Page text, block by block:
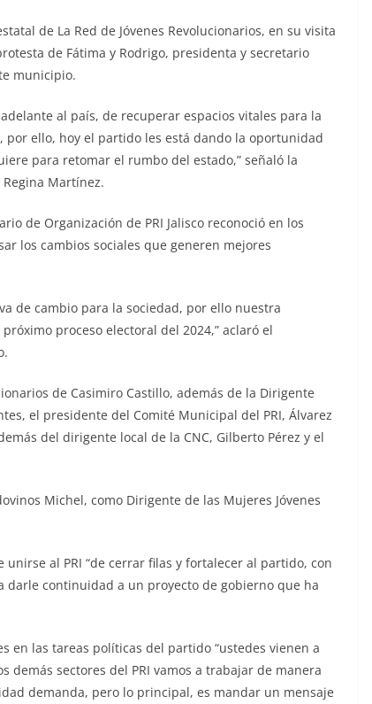
de La Red de Jóvenes Revolucionarios, en su visita
de Fátima y Rodrigo, presidenta y secretario
municipio.
al país, de recuperar espacios vitales para la
ello, hoy el partido les está dando la oportunidad
para retomar el rumbo del estado,” señaló la
Regina Martínez.
de Organización de PRI Jalisco reconoció en los
los cambios sociales que generen mejores
de cambio para la sociedad, por ello nuestra
proceso electoral del 2024,” aclaró el
de Casimiro Castillo, además de la Dirigente
el presidente del Comité Municipal del PRI, Álvarez
del dirigente local de la CNC, Gilberto Pérez y el
Michel, como Dirigente de las Mujeres Jóvenes
al PRI “de cerrar filas y fortalecer al partido, con
darle continuidad a un proyecto de gobierno que ha
en las tareas políticas del partido “ustedes vienen a
sectores del PRI vamos a trabajar de manera
demanda, pero lo principal, es mandar un mensaje